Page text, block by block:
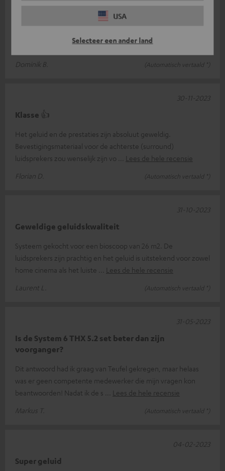
USA
Selecteer een ander land
Na vele jaren met goedkope instapluidsprekers (ook van
ik mijn THX Select-gecert
Lees de hele recensie
Dominik B.
(Automatisch vertaald *)
Klasse 👍
Het geluid en de prestaties zijn absoluut geweldig.
Bevestigingsmateriaal voor de achterste (surround)
luidsprekers zou wenselijk zijn vo
Lees de hele recensie
Florian D.
(Automatisch vertaald *)
30-11-2023
Geweldige geluidskwaliteit
Systeem gekocht voor een bioscoop van 26 m2. De
luidsprekers zijn prachtig en het geluid is uitstekend voor zowel
home cinema als het luiste
Lees de hele recensie
Laurent L.
(Automatisch vertaald *)
31-10-2023
Is de System 6 THX 5.2 set beter dan zijn
voorganger?
Dit antwoord had ik graag van Teufel gekregen, maar helaas
was er geen competente medewerker die mijn vragen kon
beantwoorden! Nadat ik de s
Lees de hele recensie
Markus T.
(Automatisch vertaald *)
31-05-2023
Super geluid
04-02-2023